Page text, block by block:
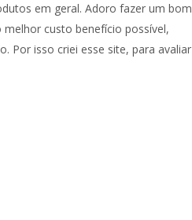
em geral. Adoro fazer um bom
custo benefício possível,
Por isso criei esse site, para avaliar